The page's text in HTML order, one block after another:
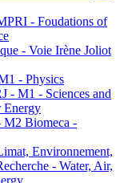
- Foudations of
- Voie Irène Joliot
- Physics
- M1 - Sciences and
Energy
Biomeca -
Environnement,
- Water, Air,